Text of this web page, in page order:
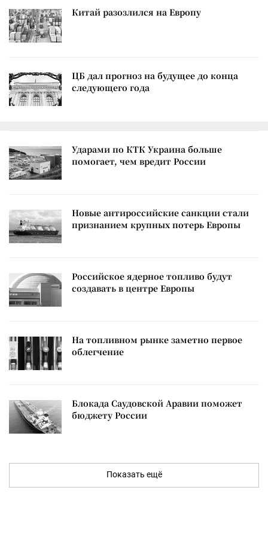
Китай разозлился на Европу
ЦБ дал прогноз на будущее до конца
следующего года
Ударами по КТК Украина больше
помогает, чем вредит России
Новые антироссийские санкции стали
признанием крупных потерь Европы
Российское ядерное топливо будут
создавать в центре Европы
На топливном рынке заметно первое
облегчение
Блокада Саудовской Аравии поможет
бюджету России
Показать ещё